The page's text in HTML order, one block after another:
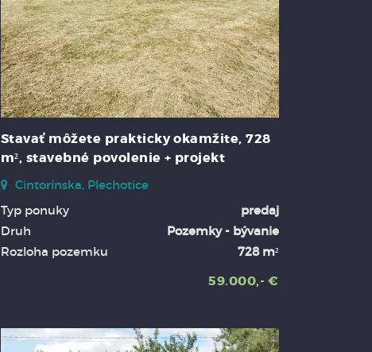
Stavať môžete prakticky okamžite, 728
m², stavebné povolenie + projekt
Cintorínska, Plechotice
Typ ponuky
predaj
Druh
Pozemky - bývanie
Rozloha pozemku
728 m²
59.000,- €